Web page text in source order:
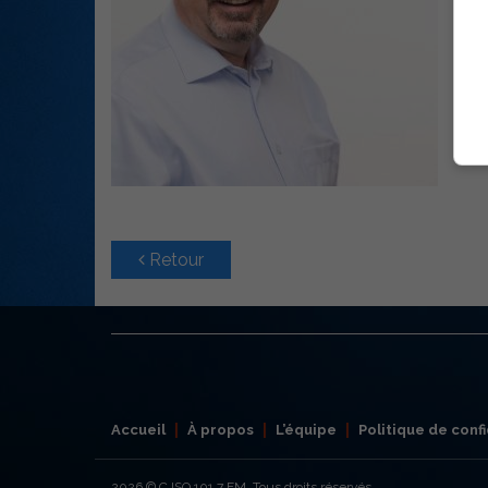
Retour
Accueil À propos L’équipe Politique de